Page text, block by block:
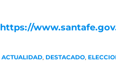
https://
ACTUALIDAD, DESTACADO,